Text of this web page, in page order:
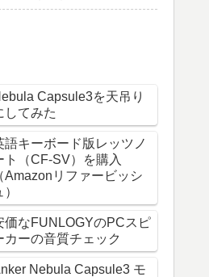
Capsule3を天吊り
してみた
語キーボード版レッツノ
ト（CF-SV）を購入
Amazonリファービッシ
）
価なFUNLOGYのPCスピ
カーの音質チェック
Nebula Capsule3 モ